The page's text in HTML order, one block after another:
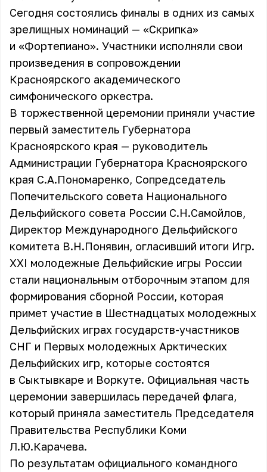
Сегодня состоялись финалы в одних из самых
зрелищных номинаций — «Скрипка»
и «Фортепиано». Участники исполняли свои
произведения в сопровождении
Красноярского академического
симфонического оркестра.
В торжественной церемонии приняли участие
первый заместитель Губернатора
Красноярского края — руководитель
Администрации Губернатора Красноярского
края С.А.Пономаренко, Сопредседатель
Попечительского совета Национального
Дельфийского совета России С.Н.Самойлов,
Директор Международного Дельфийского
комитета В.Н.Понявин, огласивший итоги Игр.
XXI молодежные Дельфийские игры России
стали национальным отборочным этапом для
формирования сборной России, которая
примет участие в Шестнадцатых молодежных
Дельфийских играх государств-участников
СНГ и Первых молодежных Арктических
Дельфийских игр, которые состоятся
в Сыктывкаре и Воркуте. Официальная часть
церемонии завершилась передачей флага,
который приняла заместитель Председателя
Правительства Республики Коми
Л.Ю.Карачева.
По результатам официального командного